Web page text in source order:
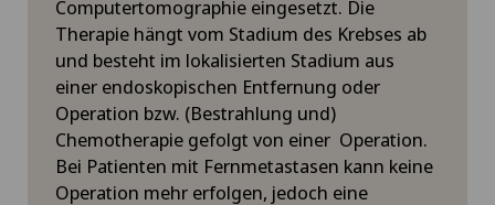
Computertomographie eingesetzt. Die
Therapie hängt vom Stadium des Krebses ab
und besteht im lokalisierten Stadium aus
einer endoskopischen Entfernung oder
Operation bzw. (Bestrahlung und)
Chemotherapie gefolgt von einer Operation.
Bei Patienten mit Fernmetastasen kann keine
Operation mehr erfolgen, jedoch eine